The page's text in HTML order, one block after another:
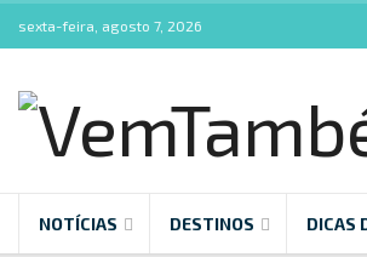
sexta-feira, agosto 7, 2026
NOTÍCIAS DESTINOS DICAS